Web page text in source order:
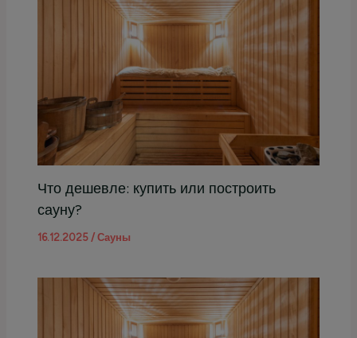
Что дешевле: купить или построить
сауну?
16.12.2025 /Сауны